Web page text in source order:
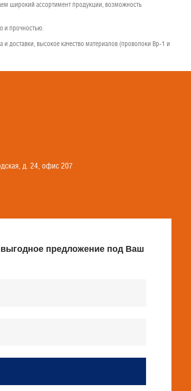
широкий ассортимент продукции, возможность
и прочностью.
доставки, высокое качество материалов (проволоки Вр-1 и
д. 24, офис 207
выгодное предложение под Ваш